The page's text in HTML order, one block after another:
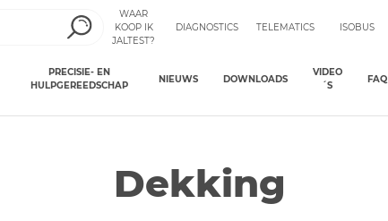
WAAR
KOOP IK
JALTEST?
DIAGNOSTICS TELEMATICS ISOBUS
PRECISIE- EN
HULPGEREEDSCHAP
NIEUWS DOWNLOADS
VIDEO
´S
FAQ
Dekking